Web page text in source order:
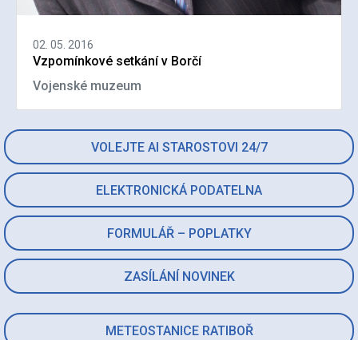
VOLEJTE AI STAROSTOVI 24/7
ELEKTRONICKÁ PODATELNA
FORMULÁŘ – POPLATKY
ZASÍLÁNÍ NOVINEK
METEOSTANICE RATIBOŘ
02. 05. 2016
Vzpomínkové setkání v Borčí
Vojenské muzeum